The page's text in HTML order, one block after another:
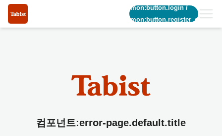
common:button.login/
common:button.register_short
컴포넌트:error-page.default.title